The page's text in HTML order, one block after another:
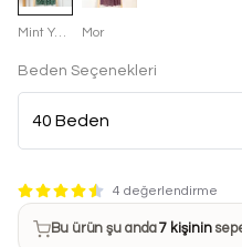
Mint Yeşili Mor
Beden Seçenekleri
4 değerlendirme
Bu ürün şu anda7 kişinin